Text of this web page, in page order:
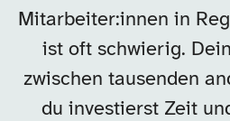
Mitarbeiter:innen in
ist oft schwierig.
zwischen tausenden
du investierst Zeit